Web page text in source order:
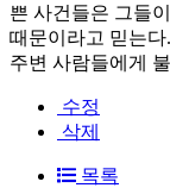
쁜 사건들은 그들
때문이라고 믿는
주변 사람들에게
수정
삭제
목록